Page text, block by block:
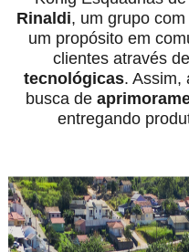
Rinaldi, um grupo
um propósito em
clientes através
tecnológicas. Assim,
busca de
entregando